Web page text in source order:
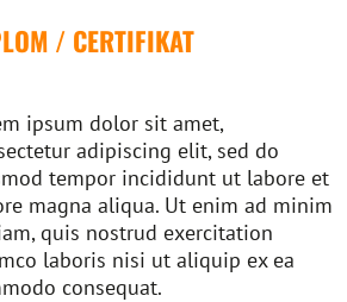
/ CERTIFIKAT
ipsum dolor sit amet,
adipiscing elit, sed do
tempor incididunt ut labore et
magna aliqua. Ut enim ad minim
quis nostrud exercitation
laboris nisi ut aliquip ex ea
consequat.